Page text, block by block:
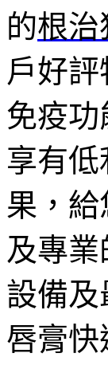
的根治
戶好
免疫功
享有
果，
及專
設備
唇膏